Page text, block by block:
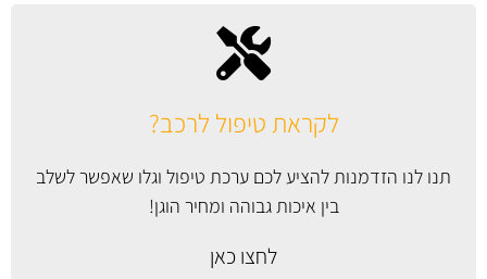
לקראת טיפול לרכב?
תנו לנו הזדמנות להציע לכם ערכת טיפול וגלו שאפשר לשלב
בין איכות גבוהה ומחיר הוגן!
לחצו כאן